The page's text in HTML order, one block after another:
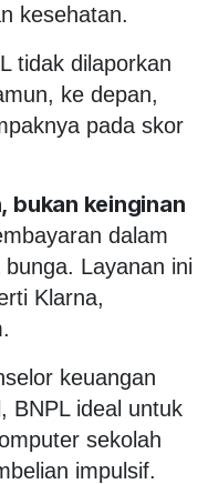
kesehatan.
tidak dilaporkan
ke depan,
pada skor
bukan keinginan
dalam
Layanan ini
Klarna,
keuangan
BNPL ideal untuk
sekolah
impulsif.